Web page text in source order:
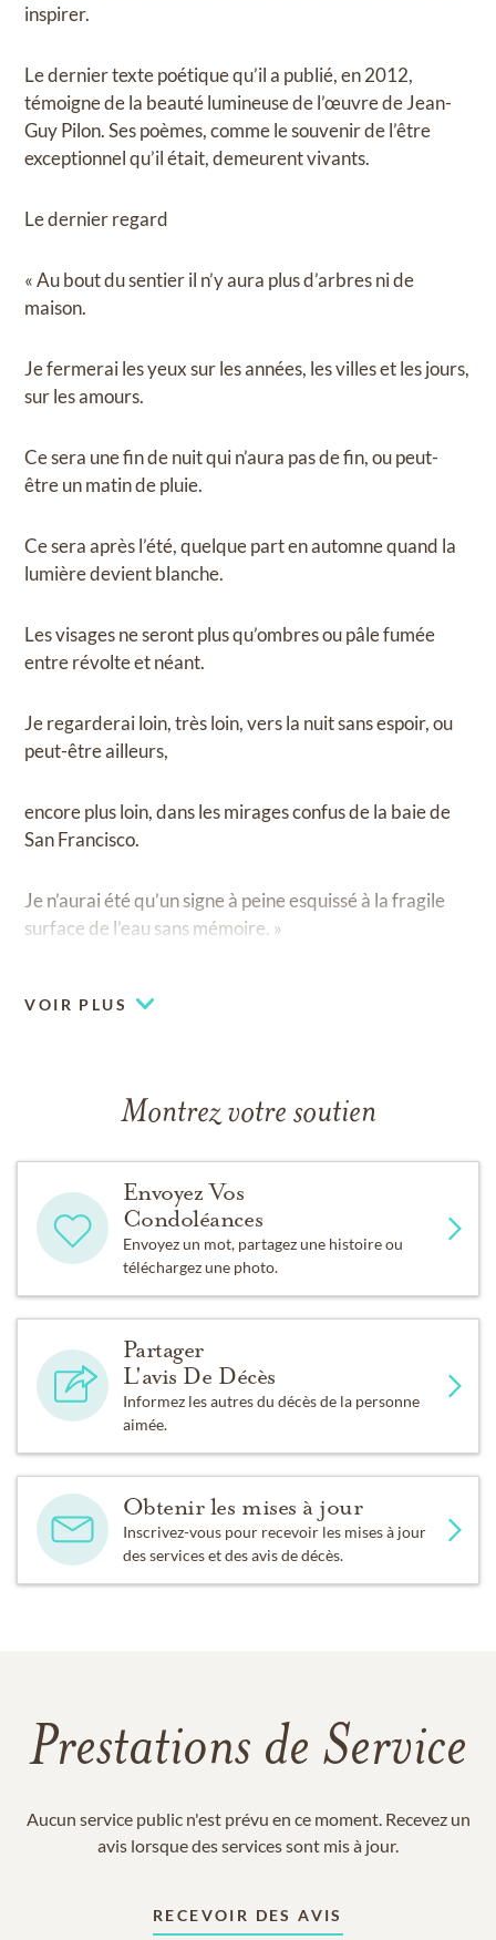
inspirer.
Le dernier texte poétique qu’il a publié, en 2012,
témoigne de la beauté lumineuse de l’œuvre de Jean-
Guy Pilon. Ses poèmes, comme le souvenir de l’être
exceptionnel qu’il était, demeurent vivants.
Le dernier regard
« Au bout du sentier il n’y aura plus d’arbres ni de
maison.
Je fermerai les yeux sur les années, les villes et les jours,
sur les amours.
Ce sera une fin de nuit qui n’aura pas de fin, ou peut-
être un matin de pluie.
Ce sera après l’été, quelque part en automne quand la
lumière devient blanche.
Les visages ne seront plus qu’ombres ou pâle fumée
entre révolte et néant.
Je regarderai loin, très loin, vers la nuit sans espoir, ou
peut-être ailleurs,
encore plus loin, dans les mirages confus de la baie de
San Francisco.
Je n’aurai été qu’un signe à peine esquissé à la fragile
surface de l’eau sans mémoire. »
VOIR PLUS
Montrez votre soutien
Envoyez Vos
Condoléances
Envoyez un mot, partagez une histoire ou
téléchargez une photo.
Partager
L'avis De Décès
Informez les autres du décès de la personne
aimée.
Obtenir les mises à jour
Inscrivez-vous pour recevoir les mises à jour
des services et des avis de décès.
Prestations de Service
Aucun service public n'est prévu en ce moment. Recevez un
avis lorsque des services sont mis à jour.
RECEVOIR DES AVIS